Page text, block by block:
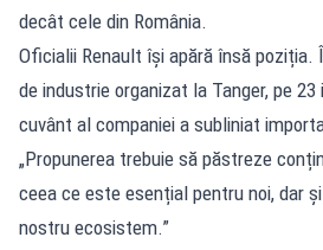
decât cele din România.
Oficialii Renault își apără însă poziția.
de industrie organizat la Tanger, pe
cuvânt al companiei a subliniat
„Propunerea trebuie să păstreze
ceea ce este esențial pentru noi, dar
nostru ecosistem.”